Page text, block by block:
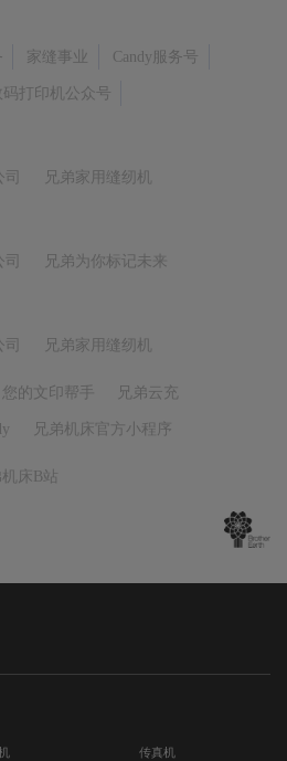
家缝事业 Candy服务号
码打印机公众号
兄弟家用缝纫机
兄弟为你标记未来
兄弟家用缝纫机
您的文印帮手 兄弟云充
兄弟机床官方小程序
床B站
传真机